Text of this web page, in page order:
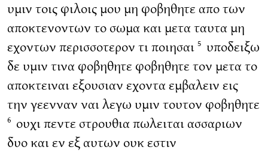
υμιν τοις φιλοις μου μη φοβηθητε απο των
αποκτενοντων το σωμα και μετα ταυτα μη
εχοντων περισσοτερον τι ποιησαι 5 υποδειξω
δε υμιν τινα φοβηθητε φοβηθητε τον μετα το
αποκτειναι εξουσιαν εχοντα εμβαλειν εις
την γεενναν ναι λεγω υμιν τουτον φοβηθητε
6 ουχι πεντε στρουθια πωλειται ασσαριων
δυο και εν εξ αυτων ουκ εστιν